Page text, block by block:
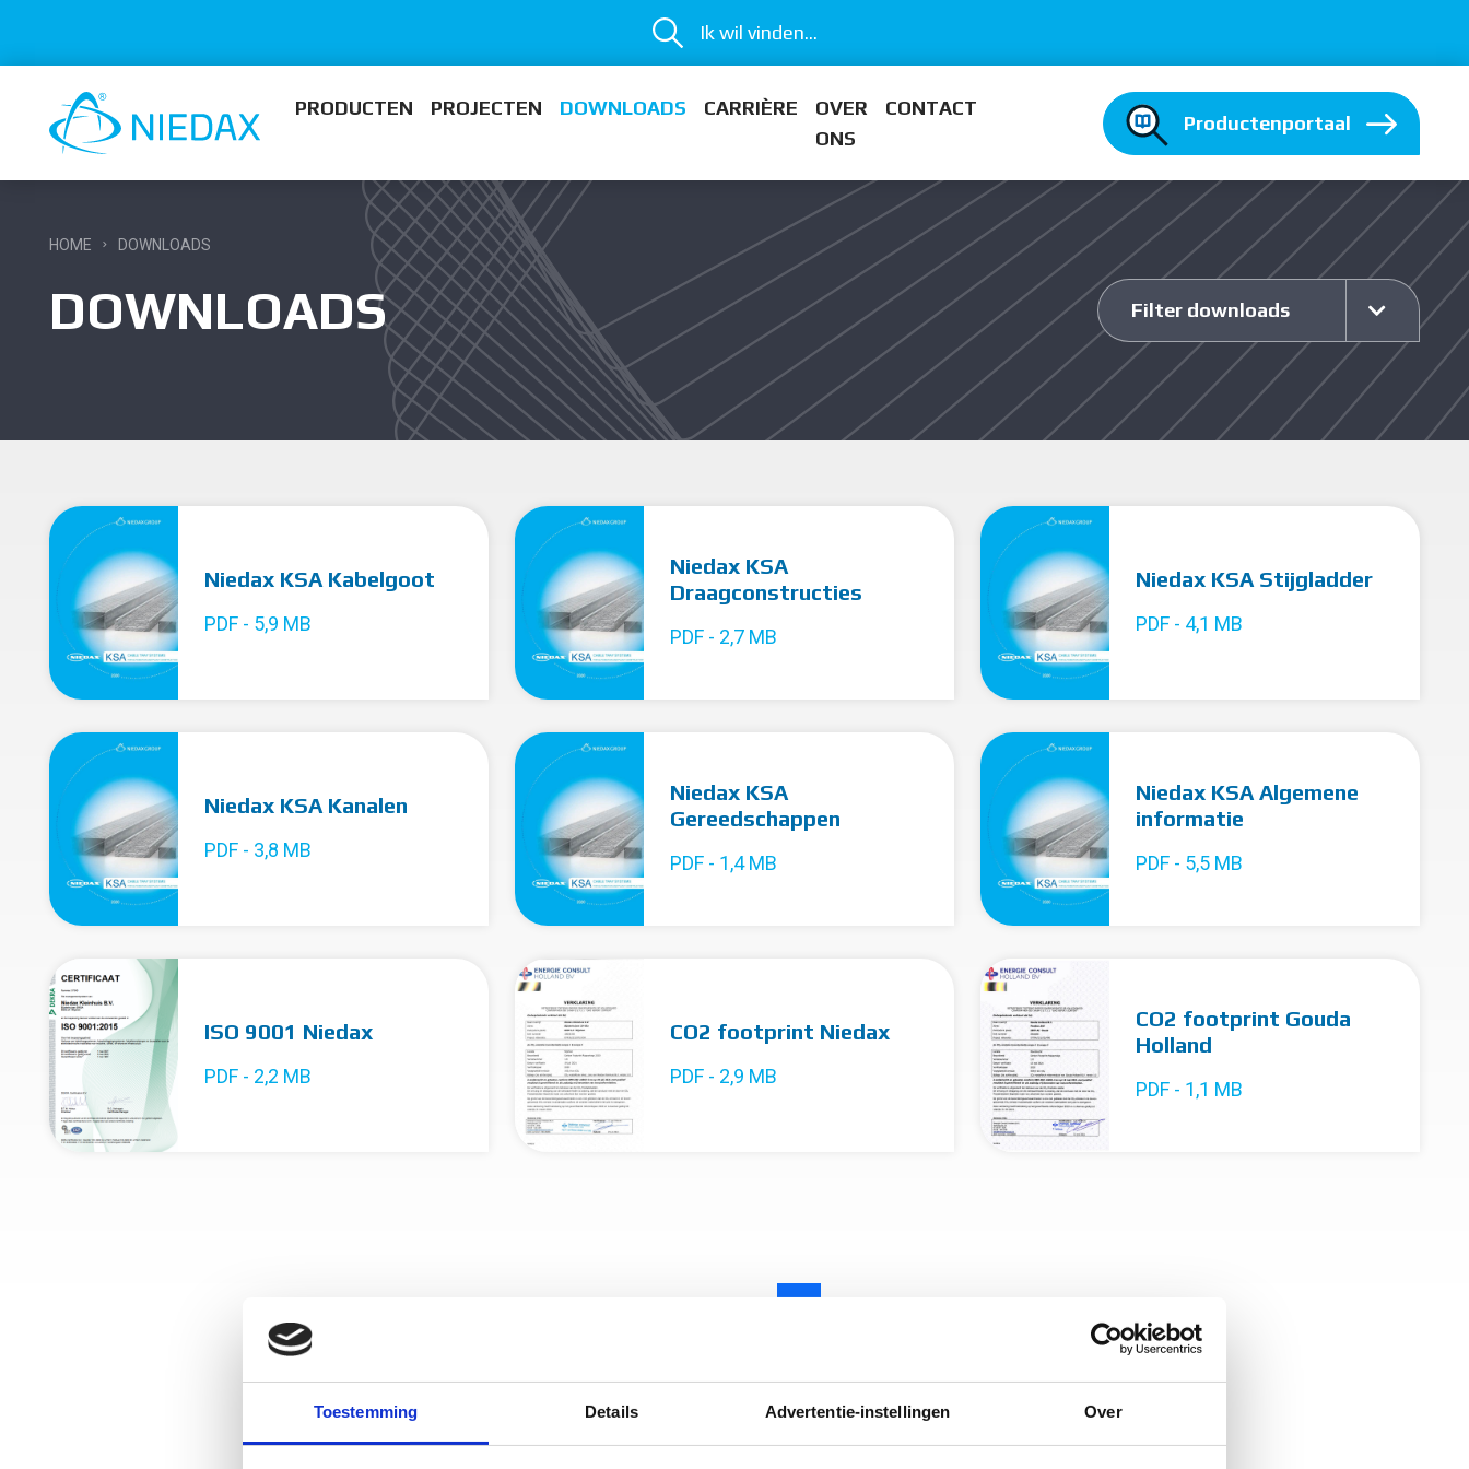
Toestemming Details Advertentie-instellingen Over
Ik wil vinden...
PRODUCTEN PROJECTEN DOWNLOADS CARRIÈRE
OVER
ONS
CONTACT
Productenportaal
HOME DOWNLOADS
DOWNLOADS Filter downloads
Niedax KSA Kabelgoot
PDF - 5,9 MB
Niedax KSA
Draagconstructies
PDF - 2,7 MB
Niedax KSA Stijgladder
PDF - 4,1 MB
Niedax KSA Kanalen
PDF - 3,8 MB
Niedax KSA
Gereedschappen
PDF - 1,4 MB
Niedax KSA Algemene
informatie
PDF - 5,5 MB
ISO 9001 Niedax
PDF - 2,2 MB
CO2 footprint Niedax
PDF - 2,9 MB
CO2 footprint Gouda
Holland
PDF - 1,1 MB
5